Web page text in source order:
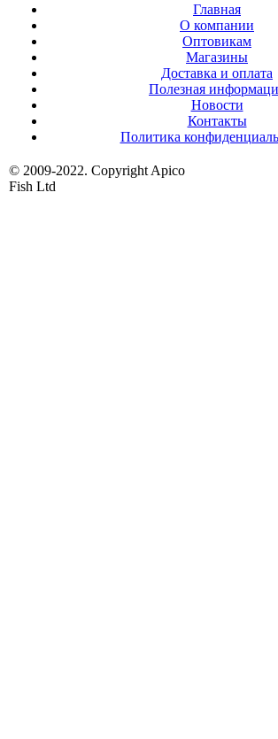
Главная
О компании
Оптовикам
Магазины
Доставка и оплата
Полезная
Новости
Контакты
Политика
© 2009-2022. Copyright Apico
Fish Ltd